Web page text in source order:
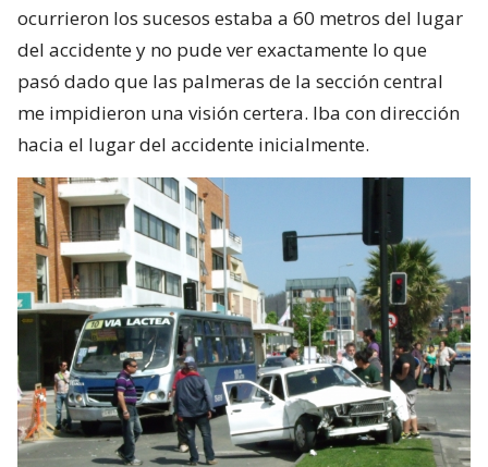
ocurrieron los sucesos estaba a 60 metros del lugar
del accidente y no pude ver exactamente lo que
pasó dado que las palmeras de la sección central
me impidieron una visión certera. Iba con dirección
hacia el lugar del accidente inicialmente.